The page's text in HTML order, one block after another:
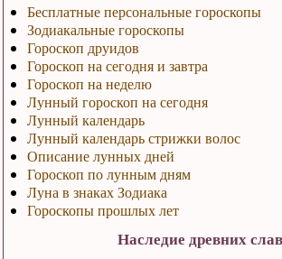
Бесплатные персональные гороскопы
Зодиакальные гороскопы
Гороскоп друидов
Гороскоп на сегодня и завтра
Гороскоп на неделю
Лунный гороскоп на сегодня
Лунный календарь
Лунный календарь стрижки волос
Описание лунных дней
Гороскоп по лунным дням
Луна в знаках Зодиака
Гороскопы прошлых лет
Наследие древних